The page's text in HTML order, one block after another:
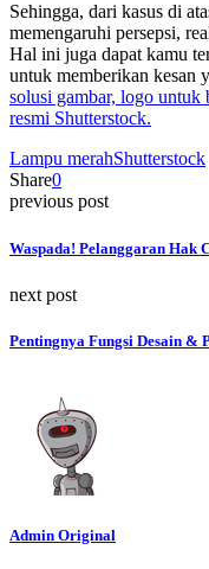
Sehingga, dari kasus di
memengaruhi persepsi,
Hal ini juga dapat kamu
untuk memberikan kesan
solusi gambar, logo
resmi Shutterstock.
Lampu merahShutterstock
Share0
previous post
Waspada! Pelanggaran Hak
next post
Pentingnya Fungsi Desain &
Admin Original